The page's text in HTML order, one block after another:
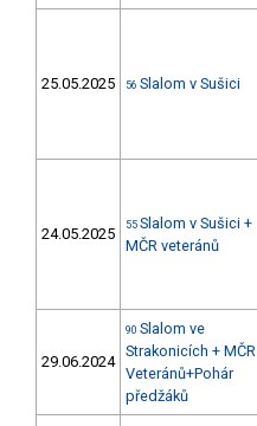
25.05.2025 56 Slalom v Sušici
24.05.2025 55 Slalom v Sušici +
MČR veteránů
29.06.2024
90 Slalom ve
Strakonicích + MČR
Veteránů+Pohár
předžáků